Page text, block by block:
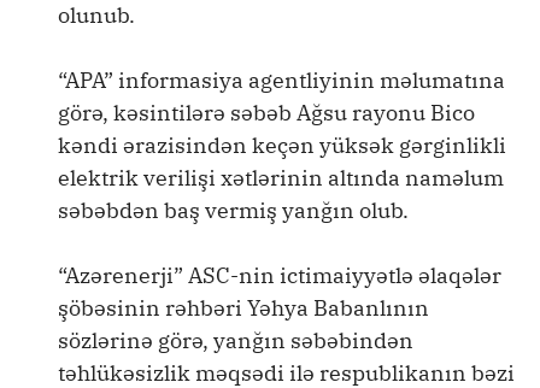
olunub.
“APA” informasiya agentliyinin məlumatına
görə, kəsintilərə səbəb Ağsu rayonu Bico
kəndi ərazisindən keçən yüksək gərginlikli
elektrik verilişi xətlərinin altında naməlum
səbəbdən baş vermiş yanğın olub.
“Azərenerji” ASC-nin ictimaiyyətlə əlaqələr
şöbəsinin rəhbəri Yəhya Babanlının
sözlərinə görə, yanğın səbəbindən
təhlükəsizlik məqsədi ilə respublikanın bəzi